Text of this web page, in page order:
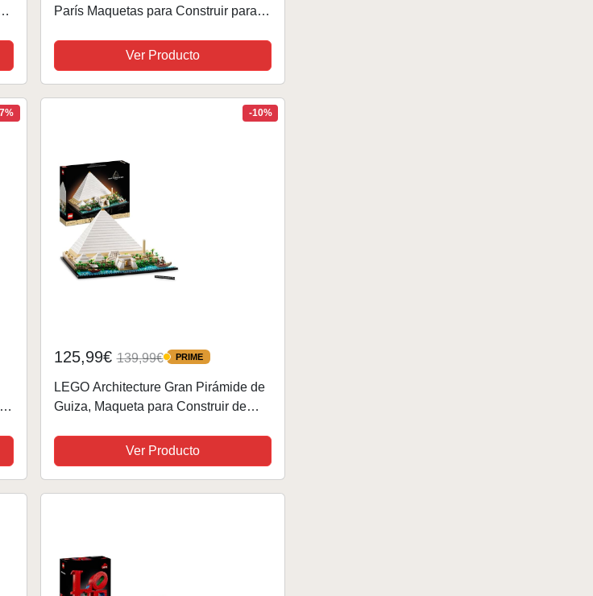
París Maquetas para Construir para
Catedral, Recuerdo de Historia de
Francia, Regalo para...
Ver Producto
-10%
125,99€139,99€ PRIME
PRIME
LEGO Architecture Gran Pirámide de
Guiza, Maqueta para Construir de
Monumentos y Decoración del Hogar,
Regalos para Adultos, Hombres...
Ver Producto